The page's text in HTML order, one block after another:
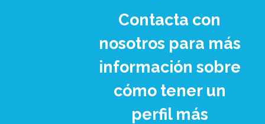
Contacta con
nosotros para más
información sobre
cómo tener un
perfil más